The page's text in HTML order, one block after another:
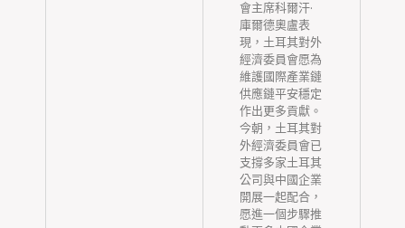
會主席科爾汗·
庫爾德奧盧表
現，土耳其對外
經濟委員會愿為
維護國際產業鏈
供應鏈平安穩定
作出更多貢獻。
今朝，土耳其對
外經濟委員會已
支撐多家土耳其
公司與中國企業
開展一起配合，
愿進一個步驟推